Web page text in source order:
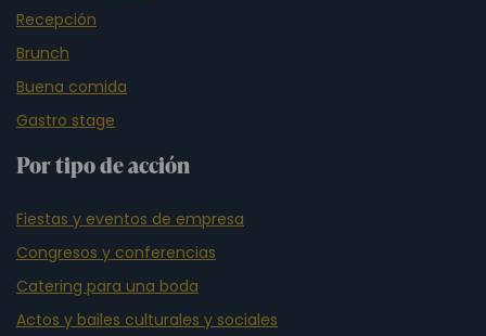
Recepción
Brunch
Buena comida
Gastro stage
Por tipo de acción
Fiestas y eventos de empresa
Congresos y conferencias
Catering para una boda
Actos y bailes culturales y sociales